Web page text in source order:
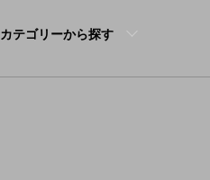
カテゴリーから探す